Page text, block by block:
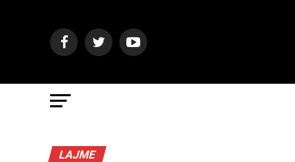
LAJME